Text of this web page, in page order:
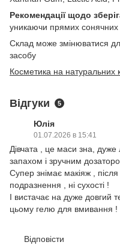
Рекомендації щодо
уникаючи прямих сонячних
Склад може змінюватися
засобу
Косметика на натуральних
Відгуки 5
Юлія
01.07.2026 в 15:41
Дівчата , це маси зна, дуже
запахом і зручним
Супер знімає макіяж ,
подразнення , ні сухості !
І вистачає на дуже довгий
цьому гелю для вмивання !
Відповісти